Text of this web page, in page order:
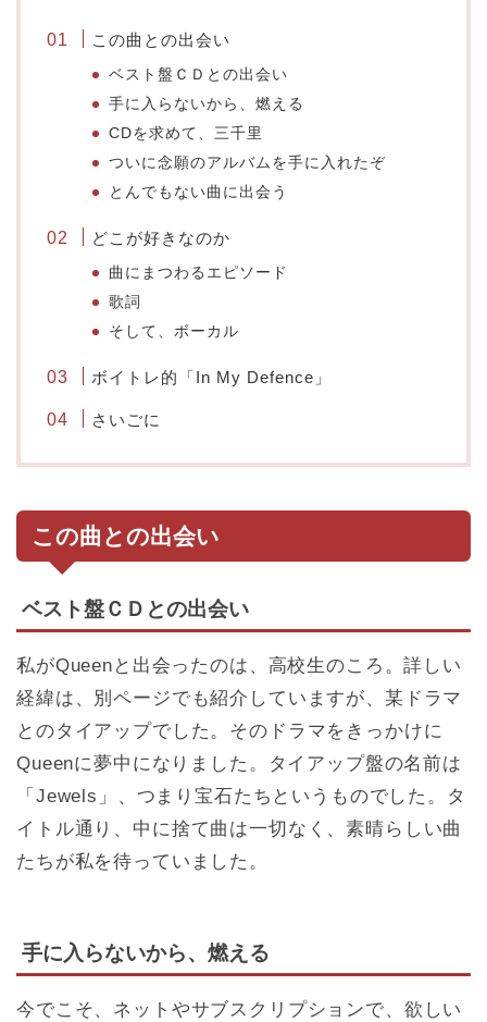
この曲との出会い
ベスト盤ＣＤとの出会い
手に入らないから、燃える
CDを求めて、三千里
ついに念願のアルバムを手に入れたぞ
とんでもない曲に出会う
どこが好きなのか
曲にまつわるエピソード
歌詞
そして、ボーカル
ボイトレ的「In My Defence」
さいごに
この曲との出会い
ベスト盤ＣＤとの出会い
私がQueenと出会ったのは、高校生のころ。詳しい
経緯は、別ページでも紹介していますが、某ドラマ
とのタイアップでした。そのドラマをきっかけに
Queenに夢中になりました。タイアップ盤の名前は
「Jewels」、つまり宝石たちというものでした。タ
イトル通り、中に捨て曲は一切なく、素晴らしい曲
たちが私を待っていました。
手に入らないから、燃える
今でこそ、ネットやサブスクリプションで、欲しい